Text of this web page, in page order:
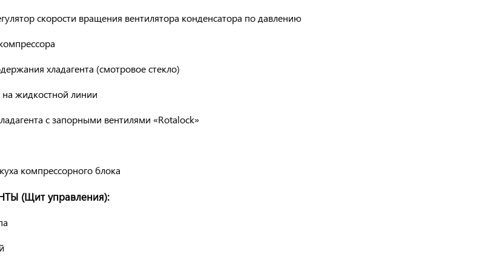
скорости вращения вентилятора конденсатора по давлению
хладагента (смотровое стекло)
жидкостной линии
с запорными вентилями «Rotalock»
компрессорного блока
(Щит управления):